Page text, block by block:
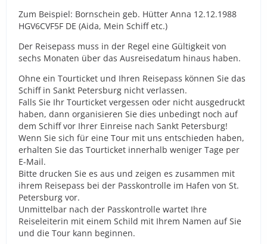
Zum Beispiel: Bornschein geb. Hütter Anna 12.12.1988
HGV6CVF5F DE (Aida, Mein Schiff etc.)
Der Reisepass muss in der Regel eine Gültigkeit von
sechs Monaten über das Ausreisedatum hinaus haben.
Ohne ein Tourticket und Ihren Reisepass können Sie das
Schiff in Sankt Petersburg nicht verlassen.
Falls Sie Ihr Tourticket vergessen oder nicht ausgedruckt
haben, dann organisieren Sie dies unbedingt noch auf
dem Schiff vor Ihrer Einreise nach Sankt Petersburg!
Wenn Sie sich für eine Tour mit uns entschieden haben,
erhalten Sie das Tourticket innerhalb weniger Tage per
E-Mail.
Bitte drucken Sie es aus und zeigen es zusammen mit
ihrem Reisepass bei der Passkontrolle im Hafen von St.
Petersburg vor.
Unmittelbar nach der Passkontrolle wartet Ihre
Reiseleiterin mit einem Schild mit Ihrem Namen auf Sie
und die Tour kann beginnen.